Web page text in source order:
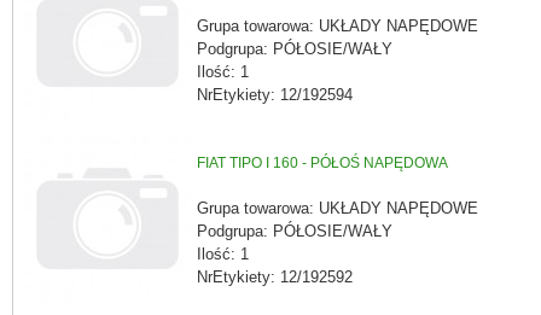
Grupa towarowa: UKŁADY NAPĘDOWE
Podgrupa: PÓŁOSIE/WAŁY
Ilość: 1
NrEtykiety: 12/192594
FIAT TIPO I 160 - PÓŁOŚ NAPĘDOWA
Grupa towarowa: UKŁADY NAPĘDOWE
Podgrupa: PÓŁOSIE/WAŁY
Ilość: 1
NrEtykiety: 12/192592